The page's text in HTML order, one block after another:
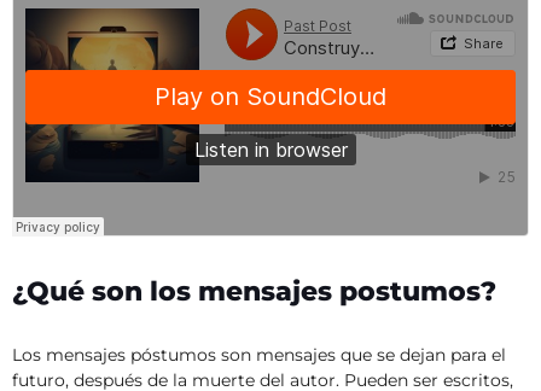
¿Qué son los mensajes postumos?
Los mensajes póstumos son mensajes que se dejan para el
futuro, después de la muerte del autor. Pueden ser escritos,